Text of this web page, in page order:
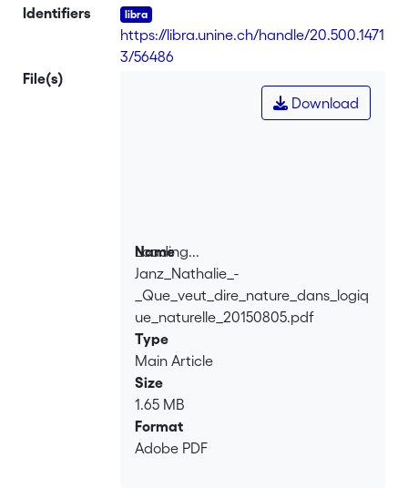
Identifiers
https://libra.unine.ch/handle/20.500.1471
3/56486
File(s)
Loading...
Loading...
Download
Name
Janz_Nathalie_-
_Que_veut_dire_nature_dans_logiq
ue_naturelle_20150805.pdf
Type
Main Article
Size
1.65 MB
Format
Adobe PDF